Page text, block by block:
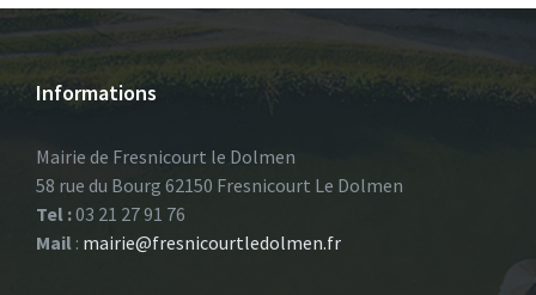
Informations
Mairie de Fresnicourt le Dolmen
58 rue du Bourg 62150 Fresnicourt Le Dolmen
Tel :03 21 27 91 76
Mail : mairie@fresnicourtledolmen.fr